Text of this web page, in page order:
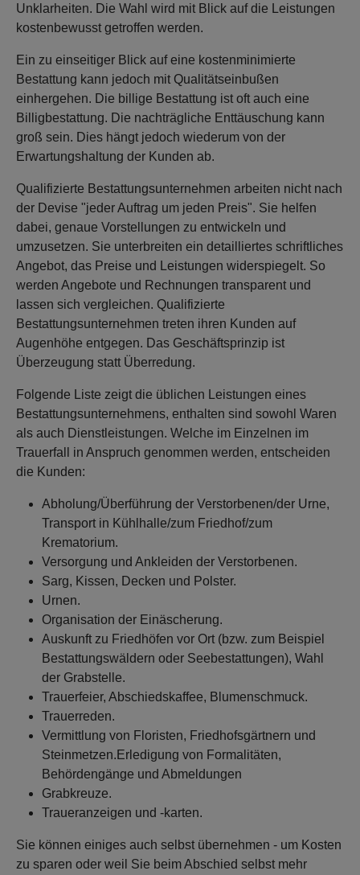
Unklarheiten. Die Wahl wird mit Blick auf die Leistungen
kostenbewusst getroffen werden.
Ein zu einseitiger Blick auf eine kostenminimierte
Bestattung kann jedoch mit Qualitätseinbußen
einhergehen. Die billige Bestattung ist oft auch eine
Billigbestattung. Die nachträgliche Enttäuschung kann
groß sein. Dies hängt jedoch wiederum von der
Erwartungshaltung der Kunden ab.
Qualifizierte Bestattungsunternehmen arbeiten nicht nach
der Devise "jeder Auftrag um jeden Preis". Sie helfen
dabei, genaue Vorstellungen zu entwickeln und
umzusetzen. Sie unterbreiten ein detailliertes schriftliches
Angebot, das Preise und Leistungen widerspiegelt. So
werden Angebote und Rechnungen transparent und
lassen sich vergleichen. Qualifizierte
Bestattungsunternehmen treten ihren Kunden auf
Augenhöhe entgegen. Das Geschäftsprinzip ist
Überzeugung statt Überredung.
Folgende Liste zeigt die üblichen Leistungen eines
Bestattungsunternehmens, enthalten sind sowohl Waren
als auch Dienstleistungen. Welche im Einzelnen im
Trauerfall in Anspruch genommen werden, entscheiden
die Kunden:
Abholung/Überführung der Verstorbenen/der Urne,
Transport in Kühlhalle/zum Friedhof/zum
Krematorium.
Versorgung und Ankleiden der Verstorbenen.
Sarg, Kissen, Decken und Polster.
Urnen.
Organisation der Einäscherung.
Auskunft zu Friedhöfen vor Ort (bzw. zum Beispiel
Bestattungswäldern oder Seebestattungen), Wahl
der Grabstelle.
Trauerfeier, Abschiedskaffee, Blumenschmuck.
Trauerreden.
Vermittlung von Floristen, Friedhofsgärtnern und
Steinmetzen.Erledigung von Formalitäten,
Behördengänge und Abmeldungen
Grabkreuze.
Traueranzeigen und -karten.
Sie können einiges auch selbst übernehmen - um Kosten
zu sparen oder weil Sie beim Abschied selbst mehr